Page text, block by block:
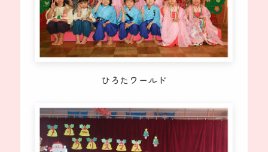
ひろたワールド